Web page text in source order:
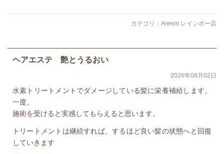
カテゴリ： Areem レインボー店
ヘアエステ 艶とうるおい
2026年08月02日
水素トリートメントでダメージしている髪に栄養補給します。
一度、
施術を受けると実感してもらえると思います。
トリートメントは継続すれば、するほど良い髪の状態へと回復
していきます